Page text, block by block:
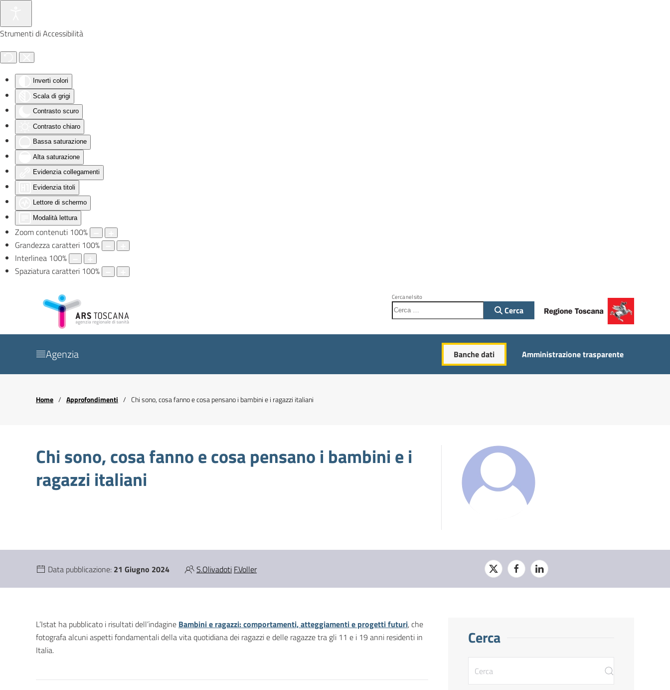
Strumenti di Accessibilità
Inverti colori
Scala di grigi
Contrasto scuro
Contrasto chiaro
Bassa saturazione
Alta saturazione
Evidenzia collegamenti
Evidenzia titoli
Lettore di schermo
Modalità lettura
Zoom contenuti 100%
Grandezza caratteri 100%
Interlinea 100%
Spaziatura caratteri 100%
Skip to main content
Cerca nel sito
Cerca
Agenzia Banche dati Amministrazione trasparente
Home Approfondimenti Chi sono, cosa fanno e cosa pensano i bambini e i ragazzi italiani
Chi sono, cosa fanno e cosa pensano i bambini e i
ragazzi italiani
Data pubblicazione: 21 Giugno 2024 S.Olivadoti F.Voller
L’Istat ha pubblicato i risultati dell’indagine Bambini e ragazzi: comportamenti, atteggiamenti e progetti futuri, che
fotografa alcuni aspetti fondamentali della vita quotidiana dei ragazzi e delle ragazze tra gli 11 e i 19 anni residenti in
Italia.
Cerca